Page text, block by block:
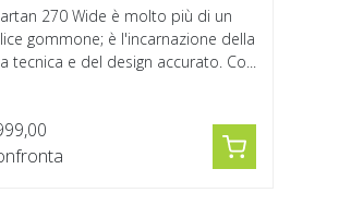
270 Wide è molto più di un
gommone; è l'incarnazione della
tecnica e del design accurato. Co...